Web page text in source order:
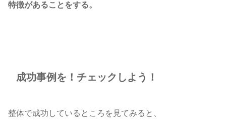
特徴があることをする。
成功事例を！チェックしよう！
整体で成功しているところを見てみると、